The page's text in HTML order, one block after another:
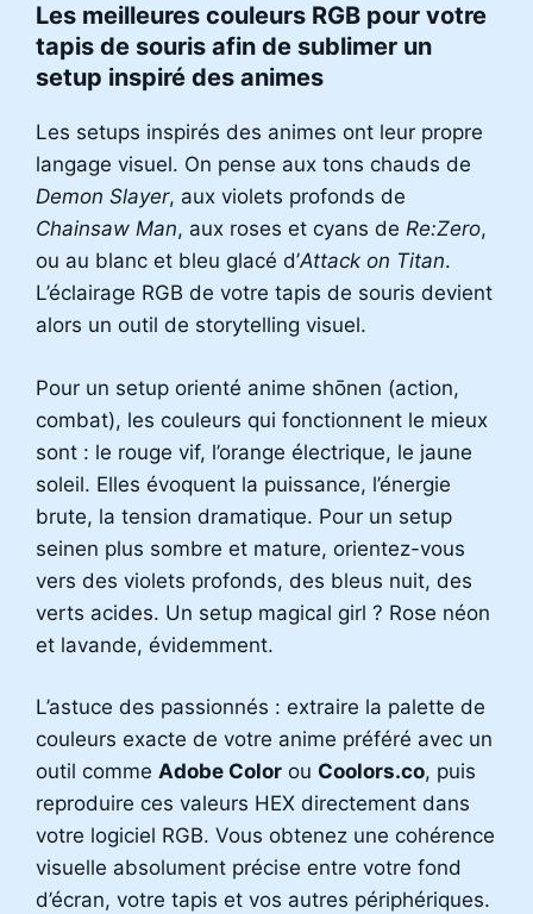
Les meilleures couleurs RGB pour votre
tapis de souris afin de sublimer un
setup inspiré des animes
Les setups inspirés des animes ont leur propre
langage visuel. On pense aux tons chauds de
Demon Slayer, aux violets profonds de
Chainsaw Man, aux roses et cyans de Re:Zero,
ou au blanc et bleu glacé d’Attack on Titan.
L’éclairage RGB de votre tapis de souris devient
alors un outil de storytelling visuel.
Pour un setup orienté anime shōnen (action,
combat), les couleurs qui fonctionnent le mieux
sont : le rouge vif, l’orange électrique, le jaune
soleil. Elles évoquent la puissance, l’énergie
brute, la tension dramatique. Pour un setup
seinen plus sombre et mature, orientez-vous
vers des violets profonds, des bleus nuit, des
verts acides. Un setup magical girl ? Rose néon
et lavande, évidemment.
L’astuce des passionnés : extraire la palette de
couleurs exacte de votre anime préféré avec un
outil comme Adobe Color ou Coolors.co, puis
reproduire ces valeurs HEX directement dans
votre logiciel RGB. Vous obtenez une cohérence
visuelle absolument précise entre votre fond
d’écran, votre tapis et vos autres périphériques.